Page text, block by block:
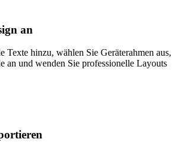
an
Texte hinzu, wählen Sie Geräterahmen aus,
an und wenden Sie professionelle Layouts